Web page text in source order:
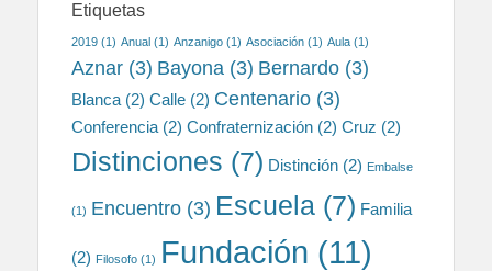
Etiquetas
2019 (1) Anual (1) Anzanigo (1) Asociación (1) Aula (1)
Aznar (3) Bayona (3) Bernardo (3)
Blanca (2) Calle (2) Centenario (3)
Conferencia (2) Confraternización (2) Cruz (2)
Distinciones (7) Distinción (2) Embalse
(1) Encuentro (3) Escuela (7) Familia
(2) Filosofo (1) Fundación (11)